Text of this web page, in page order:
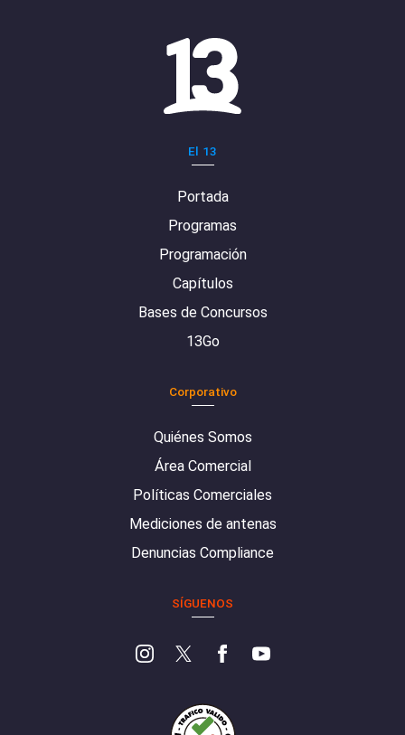
El 13
Portada
Programas
Programación
Capítulos
Bases de Concursos
13Go
Corporativo
Quiénes Somos
Área Comercial
Políticas Comerciales
Mediciones de antenas
Denuncias Compliance
SÍGUENOS